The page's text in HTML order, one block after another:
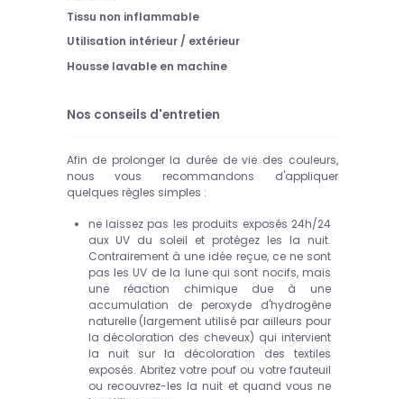
Tissu non inflammable
Utilisation intérieur / extérieur
Housse lavable en machine
Nos conseils d'entretien
Afin de prolonger la durée de vie des couleurs,
nous vous recommandons d'appliquer
quelques règles simples :
ne laissez pas les produits exposés 24h/24
aux UV du soleil et protégez les la nuit.
Contrairement à une idée reçue, ce ne sont
pas les UV de la lune qui sont nocifs, mais
une réaction chimique due à une
accumulation de peroxyde d'hydrogène
naturelle (largement utilisé par ailleurs pour
la décoloration des cheveux) qui intervient
la nuit sur la décoloration des textiles
exposés. Abritez votre pouf ou votre fauteuil
ou recouvrez-les la nuit et quand vous ne